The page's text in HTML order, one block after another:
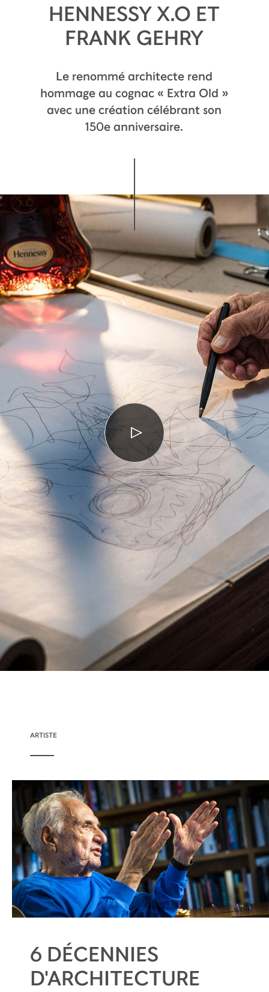
HENNESSY X.O ET
FRANK GEHRY
Le renommé architecte rend
hommage au cognac « Extra Old »
avec une création célébrant son
150e anniversaire.
ARTISTE
6 DÉCENNIES
D'ARCHITECTURE